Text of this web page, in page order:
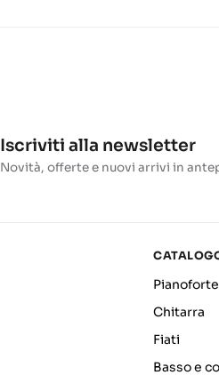
Iscriviti alla newsletter
Novità, offerte e nuovi arrivi in
Pianoforte
Chitarra
Fiati
Basso e